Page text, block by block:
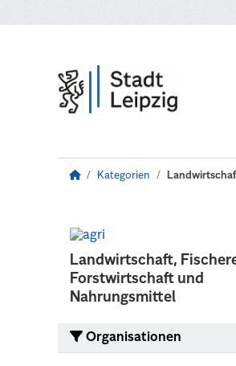
Kategorien
Landwirtschaft,
Forstwirtschaft und
Nahrungsmittel
Organisationen